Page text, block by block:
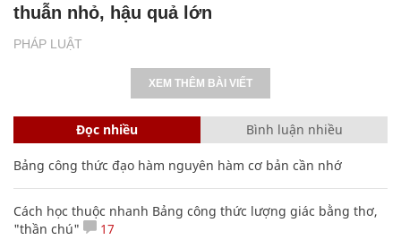
PHÁP LUẬT
thuẫn nhỏ, hậu quả lớn
XEM THÊM BÀI VIẾT
Đọc nhiều Bình luận nhiều
Bảng công thức đạo hàm nguyên hàm cơ bản cần nhớ
Cách học thuộc nhanh Bảng công thức lượng giác bằng thơ,
"thần chú"
17